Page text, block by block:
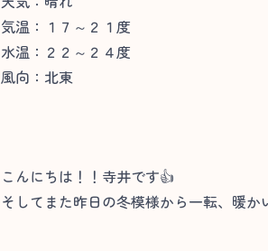
気温：１７～２１度
水温：２２～２４度
風向：北東
こんにちは！！寺井です👍
そしてまた昨日の冬模様から一転、暖か